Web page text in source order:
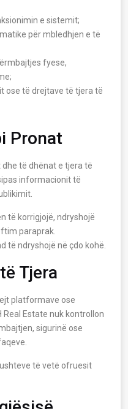
e sistemit;
për mbledhjen e të
fyese,
ose të drejtave të tjera të
Pronat
të dhënat e tjera të
informacionit të
të korrigjojë, ndryshojë
paraprak.
të ndryshojë në çdo kohë.
Tjera
platformave ose
Estate nuk kontrollon
sigurinë ose
të vetë ofruesit